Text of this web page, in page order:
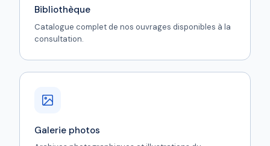
Bibliothèque
Catalogue complet de nos ouvrages disponibles à la
consultation.
Galerie photos